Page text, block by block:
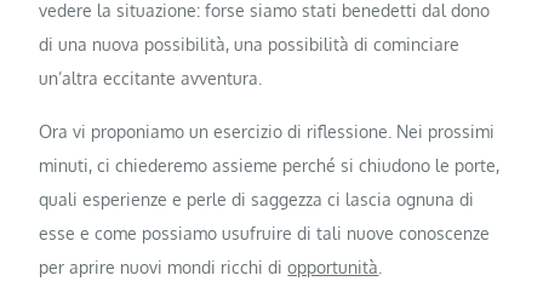
vedere la situazione: forse siamo stati benedetti dal dono
di una nuova possibilità, una possibilità di cominciare
un’altra eccitante avventura.
Ora vi proponiamo un esercizio di riflessione. Nei prossimi
minuti, ci chiederemo assieme perché si chiudono le porte,
quali esperienze e perle di saggezza ci lascia ognuna di
esse e come possiamo usufruire di tali nuove conoscenze
per aprire nuovi mondi ricchi diopportunità